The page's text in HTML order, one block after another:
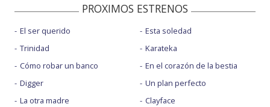
PROXIMOS ESTRENOS
El ser querido
Trinidad
Cómo robar un banco
Digger
La otra madre
Esta soledad
Karateka
En el corazón de la bestia
Un plan perfecto
Clayface